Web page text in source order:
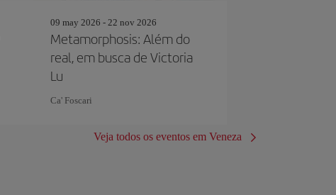
09 may 2026 - 22 nov 2026
Metamorphosis: Além do
real, em busca de Victoria
Lu
Ca' Foscari
Veja todos os eventos em Veneza